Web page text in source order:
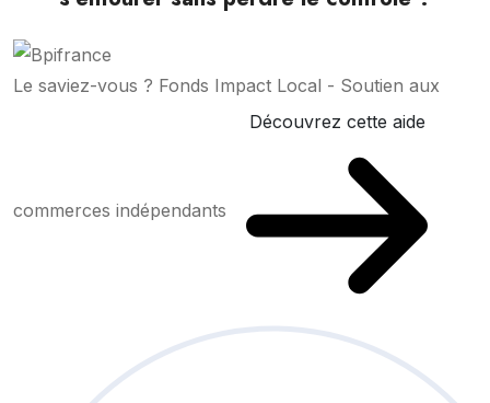
Le saviez-vous ? Fonds Impact Local - Soutien aux
commerces indépendants
Découvrez cette aide